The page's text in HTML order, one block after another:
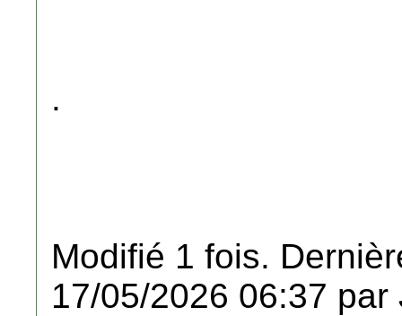
.
Modifié 1 fois.
17/05/2026 06:37